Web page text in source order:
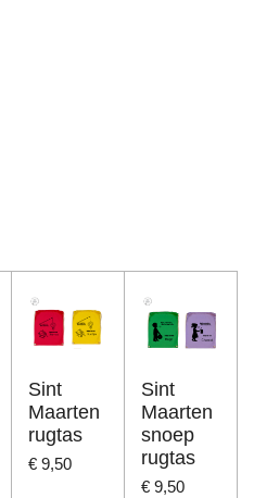
Sint
Maarten
rugtas
€ 9,50
Sint
Maarten
snoep
rugtas
€ 9,50